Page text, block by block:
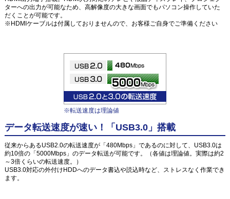
ターへの出力が可能なため、高解像度の大きな画面でもパソコン操作していた
だくことが可能です。
※HDMIケーブルは付属しておりませんので、お客様ご自身でご準備ください
※転送速度は理論値
データ転送速度が速い！「USB3.0」搭載
従来からあるUSB2.0の転送速度が「480Mbps」であるのに対して、USB3.0は
約10倍の「5000Mbps」のデータ転送が可能です。（各値は理論値。実際は約2
～3倍くらいの転送速度。）
USB3.0対応の外付けHDDへのデータ書込や読込時など、ストレスなく作業でき
ます。